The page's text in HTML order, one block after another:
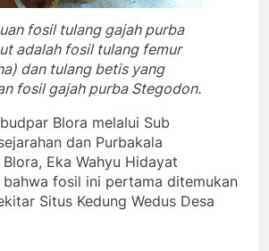
fosil tulang gajah purba
adalah fosil tulang femur
dan tulang betis yang
fosil gajah purba Stegodon.
Blora melalui Sub
dan Purbakala
Eka Wahyu Hidayat
bahwa fosil ini pertama ditemukan
Situs Kedung Wedus Desa